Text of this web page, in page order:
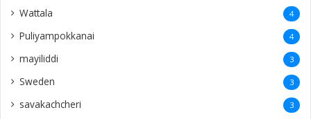
Wattala 4
Puliyampokkanai 4
mayiliddi 3
Sweden 3
savakachcheri 3